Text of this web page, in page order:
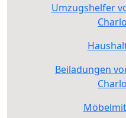
Umzugshelfer
Beiladungen